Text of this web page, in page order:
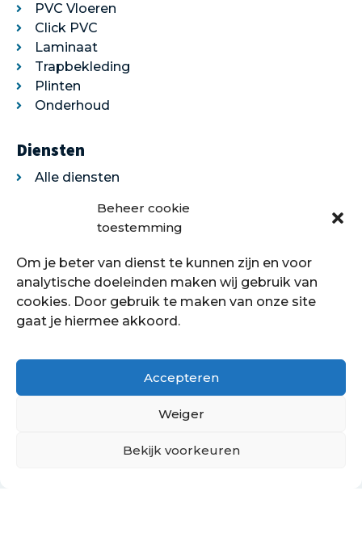
Beheer cookie
toestemming
Om je beter van dienst te kunnen zijn en voor
analytische doeleinden maken wij gebruik van
cookies. Door gebruik te maken van onze site
gaat je hiermee akkoord.
Accepteren
Weiger
Bekijk voorkeuren
PVC Vloeren
Click PVC
Laminaat
Trapbekleding
Plinten
Onderhoud
Diensten
Alle diensten
Egaliseren
Traprenovatie
Over ons
Over ons
Showroom
Offerte aanvragen
Copyright © 2021 - 2022 Petersstoffering | KVK:
Hoe kan ik je helpen?